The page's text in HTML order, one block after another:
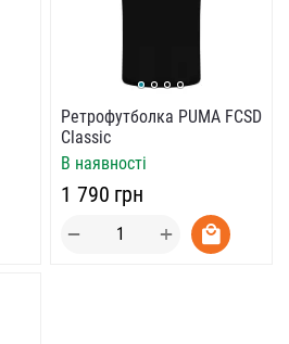
Ретрофутболка PUMA FCSD
Classic
В наявності
‍1 790‍ грн
+
−